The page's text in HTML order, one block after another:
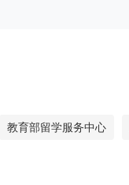
教育部留学服务中心